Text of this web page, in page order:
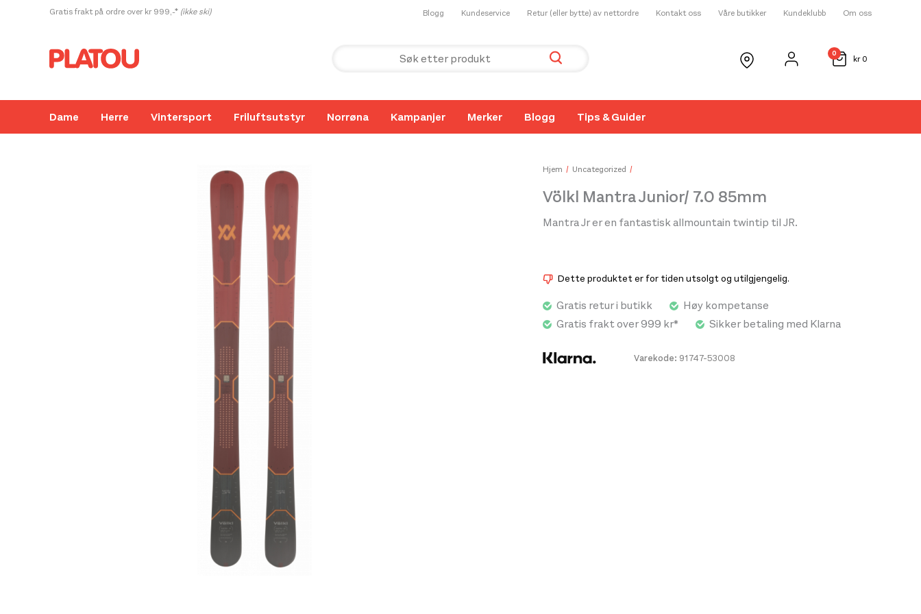
Gratis frakt på ordre over kr 999,-* (ikke ski) Blogg Kundeservice Retur (eller bytte) av nettordre Kontakt oss Våre butikker Kundeklubb Om oss
kr0
0
Dame Herre Vintersport Friluftsutstyr Norrøna Kampanjer Merker Blogg Tips & Guider
Hjem Uncategorized
Völkl Mantra Junior/ 7.0 85mm
Mantra Jr er en fantastisk allmountain twintip til JR.
Dette produktet er for tiden utsolgt og utilgjengelig.
Varekode: 91747-53008
Gratis retur i butikk
Høy kompetanse
Gratis frakt over 999 kr*
Sikker betaling med Klarna